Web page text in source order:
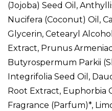
(Jojoba) Seed Oil,
Nucifera (Coconut) Oil,
Glycerin, Cetearyl
Extract, Prunus
Butyrospermum Parkii
Integrifolia Seed Oil,
Root Extract, Euphorbia
Fragrance (Parfum)*,